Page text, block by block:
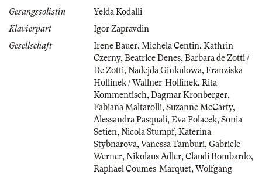
Gesangssolistin
Yelda Kodalli
Klavierpart
Igor Zapravdin
Gesellschaft
Irene Bauer, Michela Centin, Kathrin
Czerny, Beatrice Denes, Barbara de Zotti /
De Zotti, Nadejda Ginkulowa, Franziska
Hollinek / Wallner-Hollinek, Rita
Kommentisch, Dagmar Kronberger,
Fabiana Maltarolli, Suzanne McCarty,
Alessandra Pasquali, Eva Polacek, Sonia
Setien, Nicola Stumpf, Katerina
Stybnarova, Vanessa Tamburi, Gabriele
Werner, Nikolaus Adler, Claudi Bombardo,
Raphael Coumes-Marquet, Wolfgang